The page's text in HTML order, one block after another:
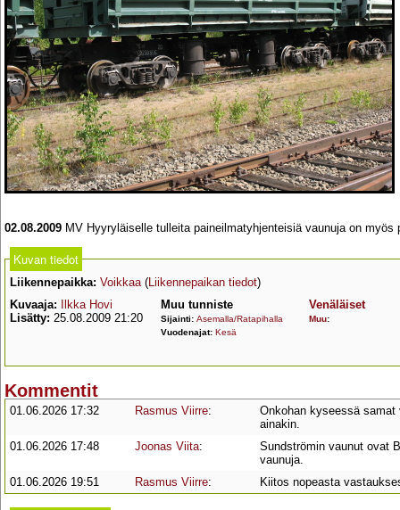
02.08.2009 MV Hyyryläiselle tulleita paineilmatyhjenteisiä vaunuja on myös
Kuvan tiedot
Liikennepaikka: Voikkaa(Liikennepaikan tiedot)
Kuvaaja:
Ilkka Hovi
Lisätty: 25.08.2009 21:20
Muu tunniste
Sijainti: Asemalla/Ratapihalla
Vuodenajat: Kesä
Venäläiset
Muu:
Kommentit
01.06.2026 17:32 Rasmus Viirre:
Onkohan kyseessä
ainakin.
01.06.2026 17:48
Joonas Viita:
Sundströmin vaunut ovat
vaunuja.
01.06.2026 19:51
Rasmus Viirre: Kiitos nopeasta